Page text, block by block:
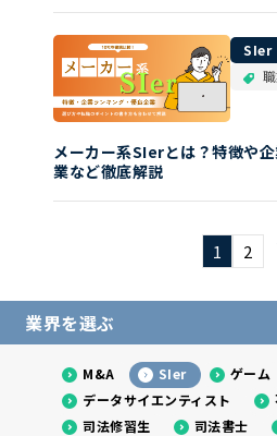
SIer
メーカー系SIerとは？特徴や
業など徹底解説
1 2
業界を選ぶ
M&A SIer ゲーム
データサイエンティスト
司法修習生
司法書士